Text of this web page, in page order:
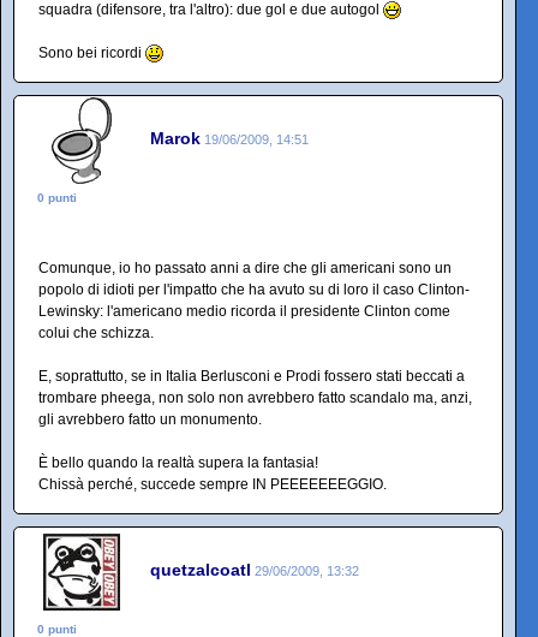
squadra (difensore, tra l'altro): due gol e due autogol
Sono bei ricordi
Marok 19/06/2009, 14:51
0 punti
Comunque, io ho passato anni a dire che gli americani sono un
popolo di idioti per l'impatto che ha avuto su di loro il caso Clinton-
Lewinsky: l'americano medio ricorda il presidente Clinton come
colui che schizza.
E, soprattutto, se in Italia Berlusconi e Prodi fossero stati beccati a
trombare pheega, non solo non avrebbero fatto scandalo ma, anzi,
gli avrebbero fatto un monumento.
È bello quando la realtà supera la fantasia!
Chissà perché, succede sempre IN PEEEEEEEGGIO.
quetzalcoatl 29/06/2009, 13:32
0 punti